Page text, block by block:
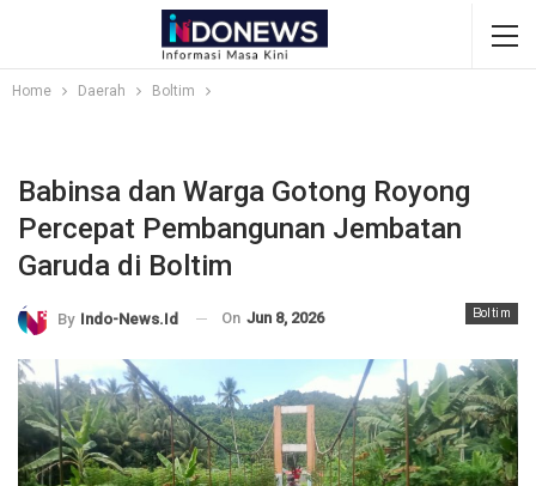
Home Daerah Boltim
Babinsa dan Warga Gotong Royong
Percepat Pembangunan Jembatan
Garuda di Boltim
Boltim
By Indo-News.id On Jun 8, 2026